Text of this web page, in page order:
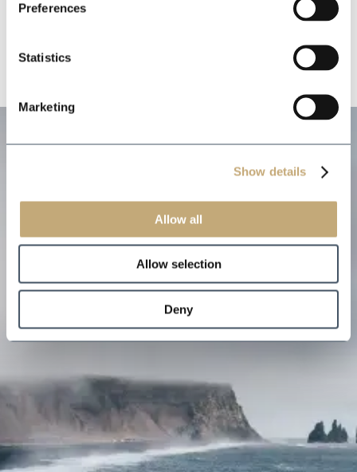
Preferences
Statistics
Marketing
Show details
Allow all
Allow selection
Deny